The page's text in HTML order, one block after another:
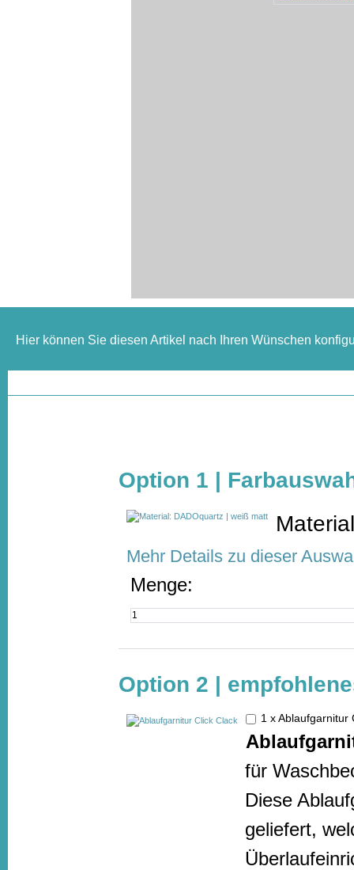
Hier können Sie diesen Artikel nach Ihren Wünschen
Option 1 |
Mehr Details zu dieser
Menge:
Option 2 |
1 x
für
Diese
geliefert,